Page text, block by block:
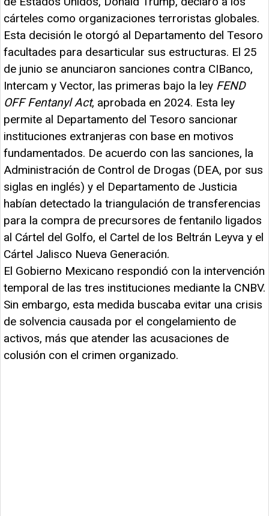
cárteles como organizaciones terroristas globales.
Esta decisión le otorgó al Departamento del Tesoro
facultades para desarticular sus estructuras. El 25
de junio se anunciaron sanciones contra CIBanco,
Intercam y Vector, las primeras bajo la ley FEND
OFF Fentanyl Act, aprobada en 2024. Esta ley
permite al Departamento del Tesoro sancionar
instituciones extranjeras con base en motivos
fundamentados. De acuerdo con las sanciones, la
Administración de Control de Drogas (DEA, por sus
siglas en inglés) y el Departamento de Justicia
habían detectado la triangulación de transferencias
para la compra de precursores de fentanilo ligados
al Cártel del Golfo, el Cartel de los Beltrán Leyva y el
Cártel Jalisco Nueva Generación.
El Gobierno Mexicano respondió con la intervención
temporal de las tres instituciones mediante la CNBV.
Sin embargo, esta medida buscaba evitar una crisis
de solvencia causada por el congelamiento de
activos, más que atender las acusaciones de
colusión con el crimen organizado.